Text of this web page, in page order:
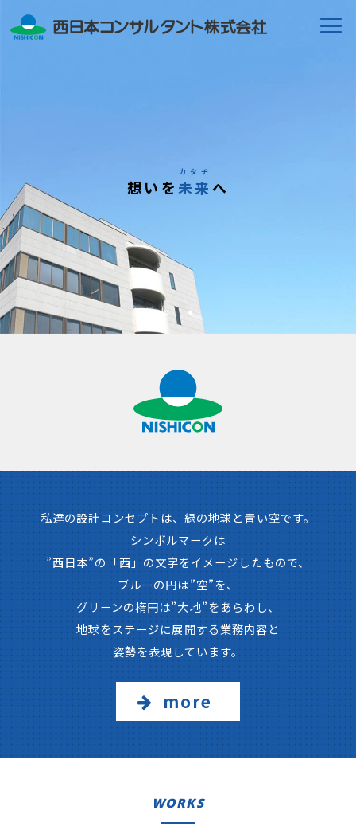
想いを未来
カタチ
へ
私達の設計コンセプトは、緑の地球と青い空です。
シンボルマークは
”西日本”の「西」の文字をイメージしたもので、
ブルーの円は”空”を、
グリーンの楕円は”大地”をあらわし、
地球をステージに展開する業務内容と
姿勢を表現しています。
more
WORKS